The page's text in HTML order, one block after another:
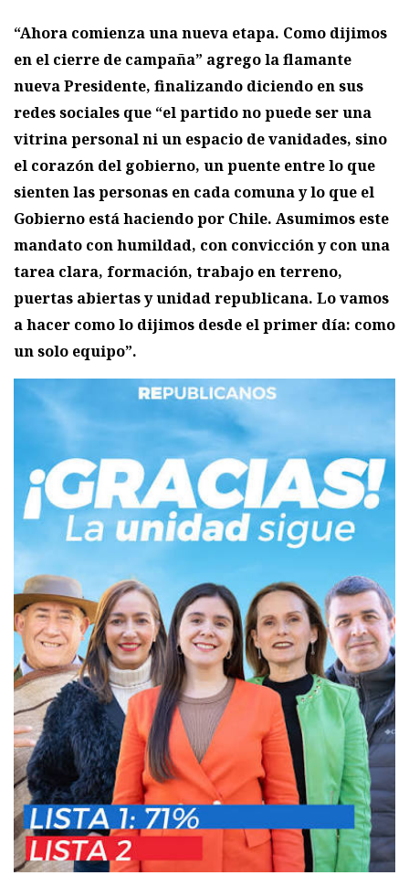
“Ahora comienza una nueva etapa. Como dijimos
en el cierre de campaña” agrego la flamante
nueva Presidente, finalizando diciendo en sus
redes sociales que “el partido no puede ser una
vitrina personal ni un espacio de vanidades, sino
el corazón del gobierno, un puente entre lo que
sienten las personas en cada comuna y lo que el
Gobierno está haciendo por Chile. Asumimos este
mandato con humildad, con convicción y con una
tarea clara, formación, trabajo en terreno,
puertas abiertas y unidad republicana. Lo vamos
a hacer como lo dijimos desde el primer día: como
un solo equipo”.